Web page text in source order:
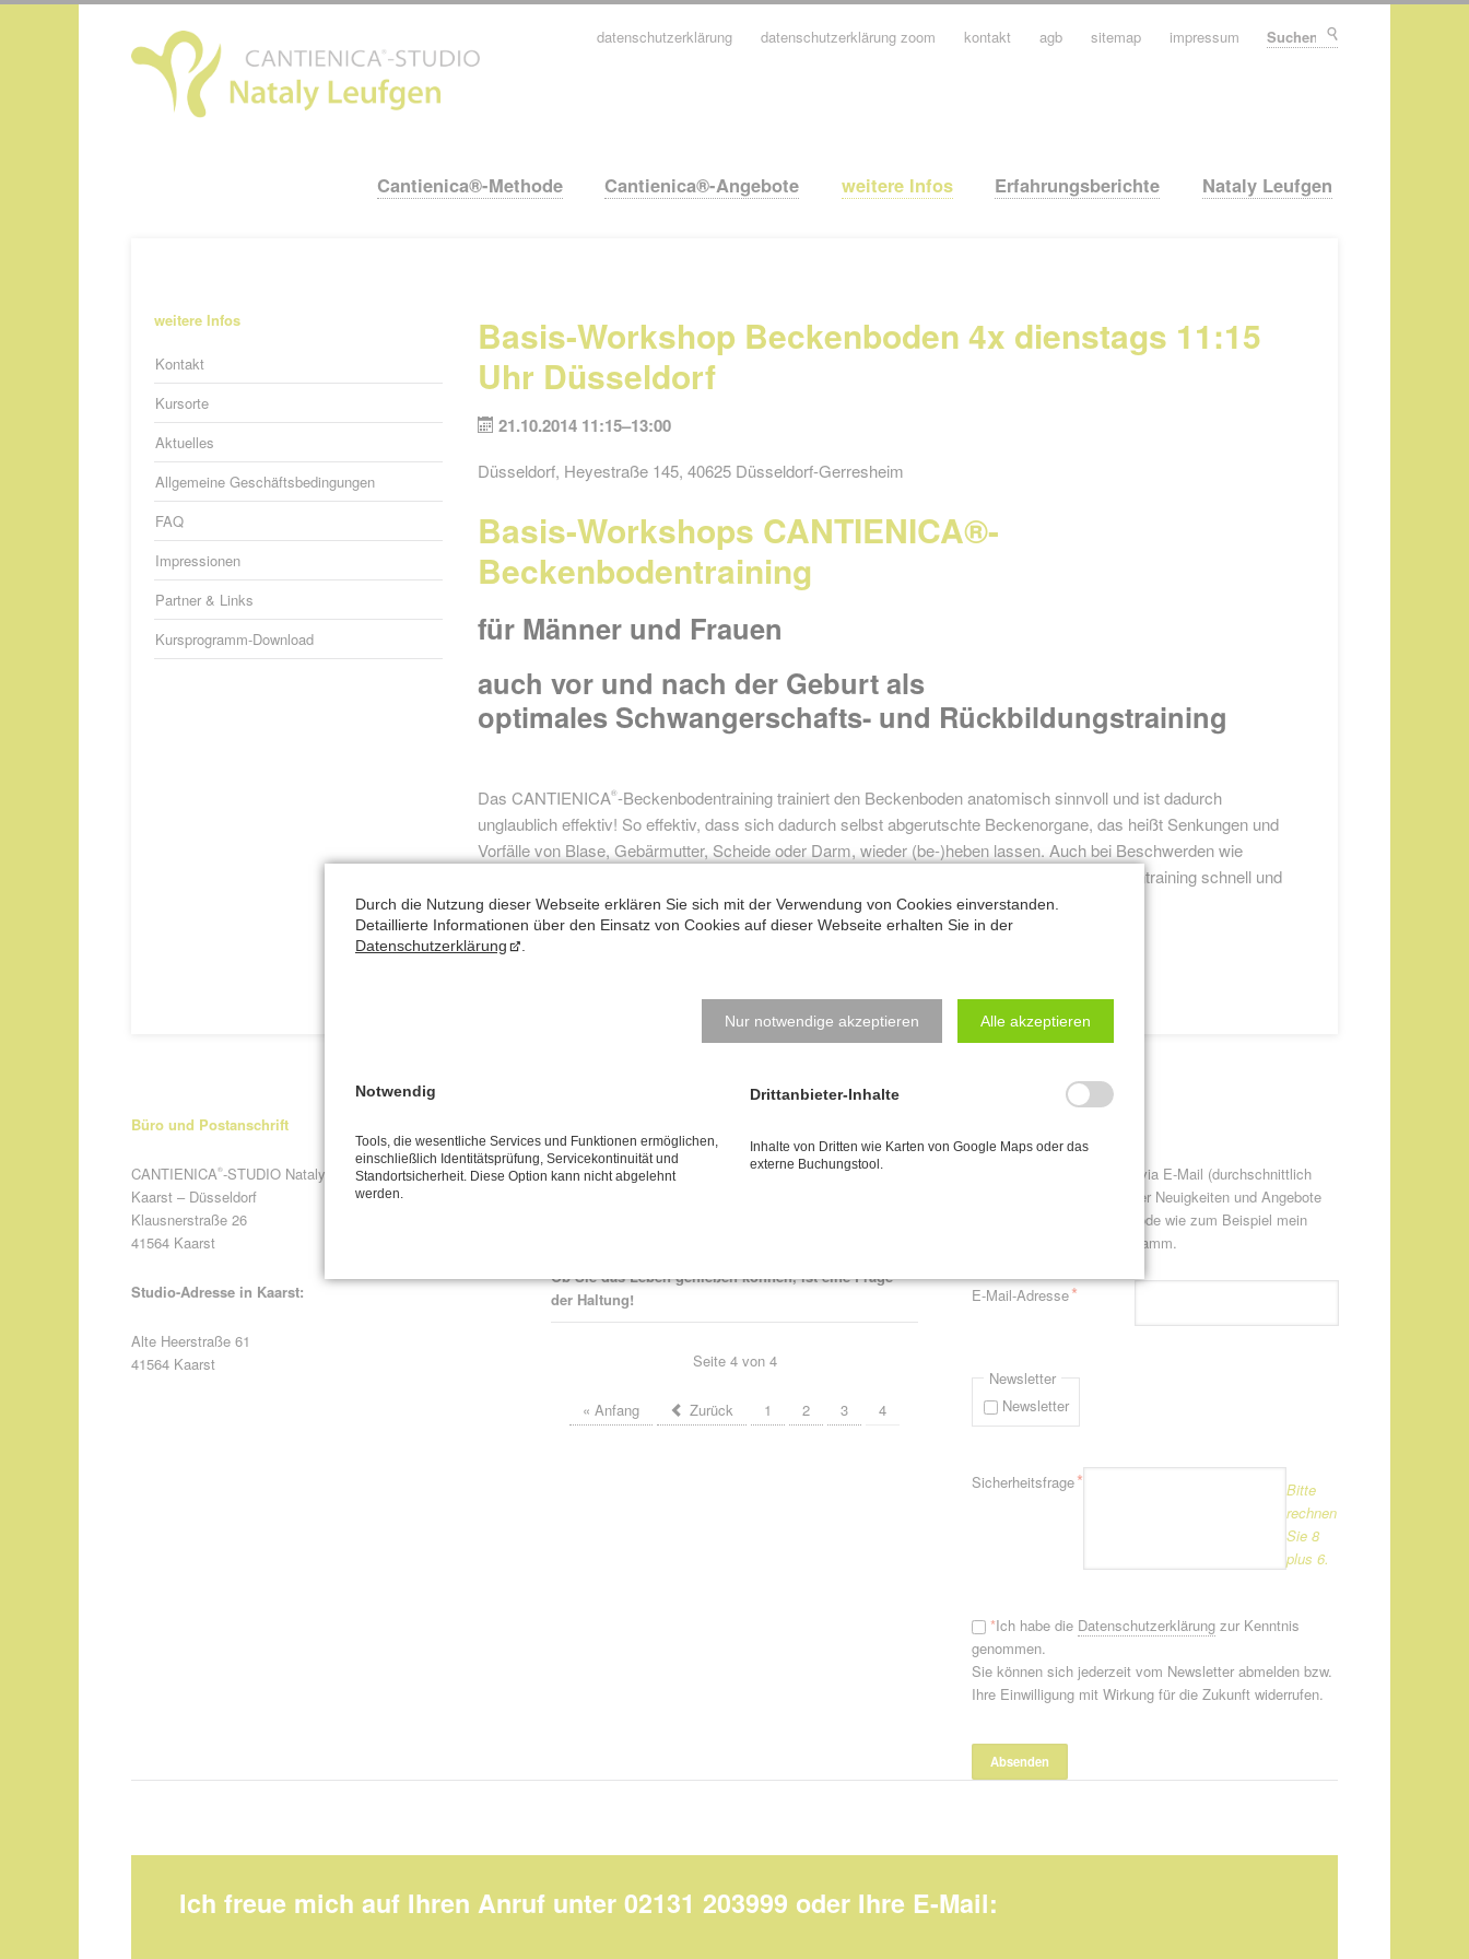
Navigation
Cantienica®-Methode Cantienica®-Angebote weitere Infos Erfahrungsberichte Nataly Leufgen
überspringen
datenschutzerklärung datenschutzerklärung zoom kontakt agb sitemap impressum
Basis-Workshop Beckenboden 4x dienstags 11:15
Uhr Düsseldorf
21.10.2014 11:15–13:00
Düsseldorf, Heyestraße 145, 40625 Düsseldorf-Gerresheim
Basis-Workshops CANTIENICA®-
Beckenbodentraining
für Männer und Frauen
auch vor und nach der Geburt als
optimales Schwangerschafts- und Rückbildungstraining
Das CANTIENICA®-Beckenbodentraining trainiert den Beckenboden anatomisch sinnvoll und ist dadurch
unglaublich effektiv! So effektiv, dass sich dadurch selbst abgerutschte Beckenorgane, das heißt Senkungen und
Vorfälle von Blase, Gebärmutter, Scheide oder Darm, wieder (be-)heben lassen. Auch bei Beschwerden wie
-Beckenbodentraining schnell und
nachhaltig.
Zurück
Navigation
weitere Infos
Kontakt
Kursorte
Aktuelles
Allgemeine Geschäftsbedingungen
FAQ
Impressionen
Partner & Links
Kursprogramm-Download
Büro und Postanschrift
CANTIENICA®-STUDIO Nataly Leufgen
Kaarst – Düsseldorf
Klausnerstraße 26
41564 Kaarst
Studio-Adresse in Kaarst:
Alte Heerstraße 61
41564 Kaarst
Für wen denn jetzt?!?
Ob Sie das Leben genießen können, ist eine Frage
der Haltung!
Seite 4 von 4
« Anfang Zurück 1 2 3 4
Bitte informieren Sie mich via E-Mail (durchschnittlich
etwa einmal pro Monat) über Neuigkeiten und Angebote
zur CANTIENICA® - Methode wie zum Beispiel mein
jeweils aktuelles Kursprogramm.
Pflichtfeld
E-Mail-Adresse*
Newsletter
Newsletter
Pflichtfeld
Sicherheitsfrage*
Bitte
rechnen
Sie 8
plus 6.
*Ich habe die Datenschutzerklärungzur Kenntnis
genommen.
Sie können sich jederzeit vom Newsletter abmelden bzw.
Ihre Einwilligung mit Wirkung für die Zukunft widerrufen.
Ich freue mich auf Ihren Anruf unter 02131 203999 oder Ihre E-Mail:
Durch die Nutzung dieser Webseite erklären Sie sich mit der Verwendung von Cookies einverstanden.
Detaillierte Informationen über den Einsatz von Cookies auf dieser Webseite erhalten Sie in der
Datenschutzerklärung
Nur notwendige akzeptieren Alle akzeptieren
Notwendig
Tools, die wesentliche Services und Funktionen ermöglichen,
einschließlich Identitätsprüfung, Servicekontinuität und
Standortsicherheit. Diese Option kann nicht abgelehnt
werden.
Drittanbieter-Inhalte
Inhalte von Dritten wie Karten von Google Maps oder das
externe Buchungstool.